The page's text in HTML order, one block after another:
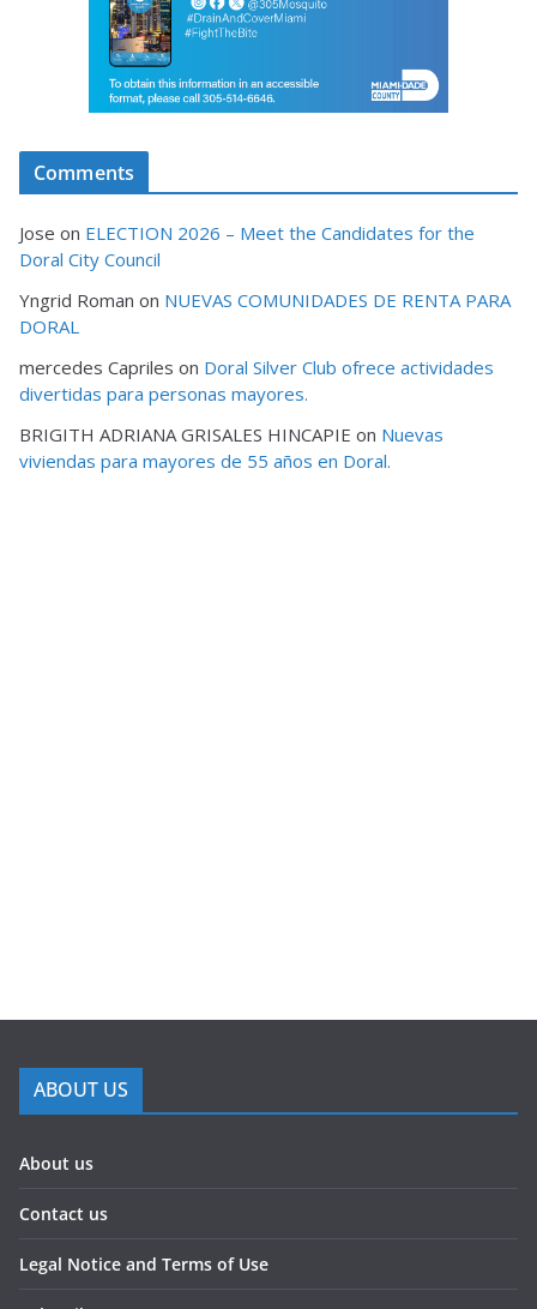
Comments
Jose on ELECTION 2026 – Meet the Candidates for the
Doral City Council
Yngrid Roman on NUEVAS COMUNIDADES DE RENTA PARA
DORAL
mercedes Capriles on Doral Silver Club ofrece actividades
divertidas para personas mayores.
BRIGITH ADRIANA GRISALES HINCAPIE on Nuevas
viviendas para mayores de 55 años en Doral.
ABOUT US
About us
Contact us
Legal Notice and Terms of Use